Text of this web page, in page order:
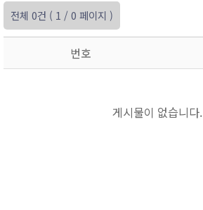
전체 0건 ( 1 / 0 페이지 )
번호
게시물이 없습니다.